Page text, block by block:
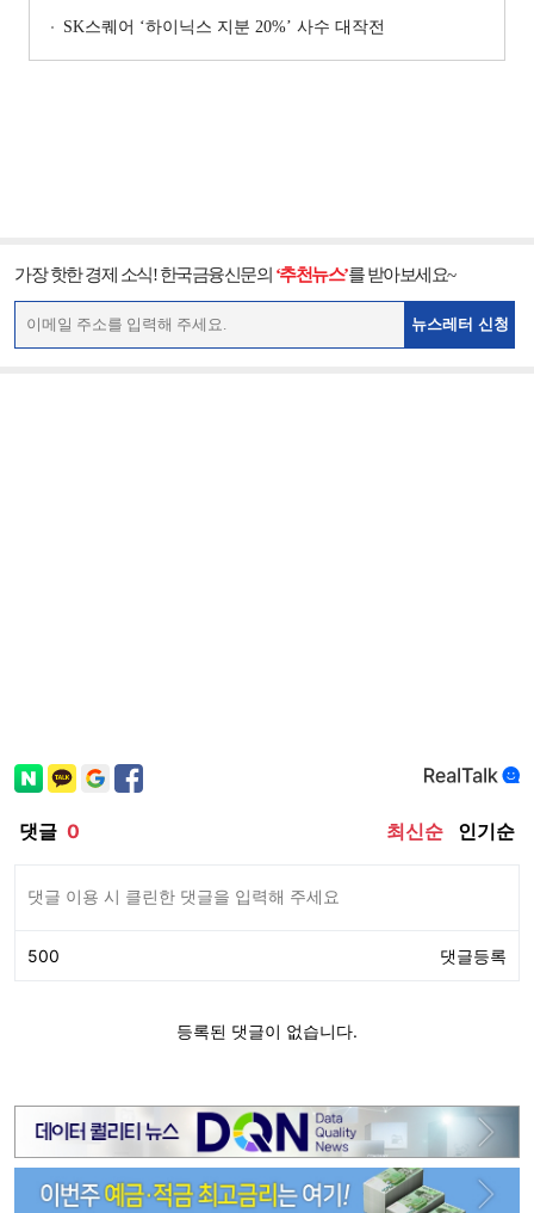
SK스퀘어 ‘하이닉스 지분 20%’ 사수 대작전
가장 핫한 경제 소식! 한국금융신문의 ‘추천뉴스’를 받아보세요~
뉴스레터 신청